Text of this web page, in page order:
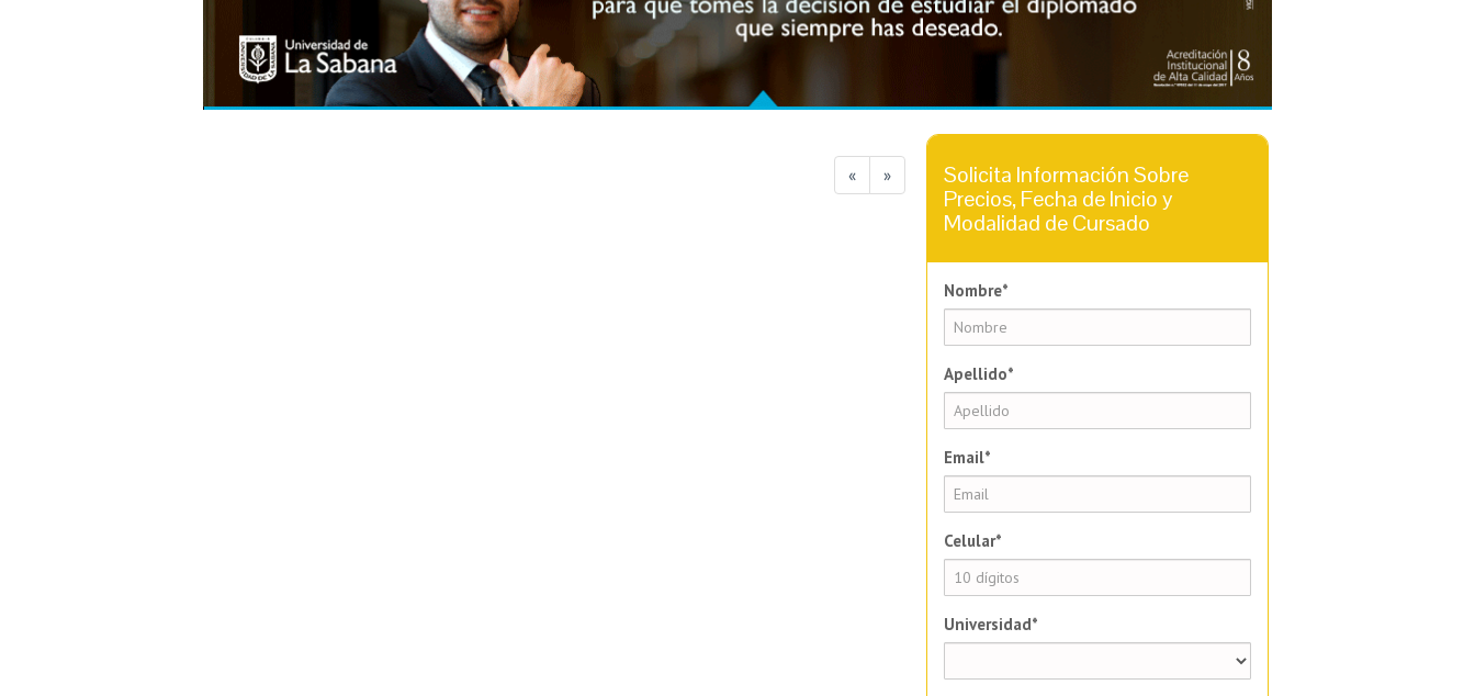
« »
Solicita Información Sobre
Precios, Fecha de Inicio y
Modalidad de Cursado
Nombre*
Apellido*
Email*
Celular*
Universidad*